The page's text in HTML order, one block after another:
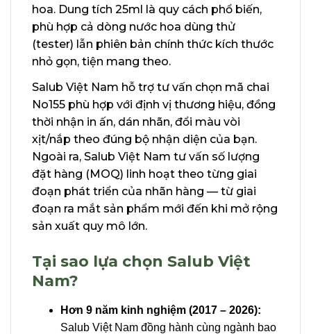
hoa. Dung tích 25ml là quy cách phổ biến,
phù hợp cả dòng nước hoa dùng thử
(tester) lẫn phiên bản chính thức kích thước
nhỏ gọn, tiện mang theo.
Salub Việt Nam hỗ trợ tư vấn chọn mã chai
No155 phù hợp với định vị thương hiệu, đồng
thời nhận in ấn, dán nhãn, đổi màu vòi
xịt/nắp theo đúng bộ nhận diện của bạn.
Ngoài ra, Salub Việt Nam tư vấn số lượng
đặt hàng (MOQ) linh hoạt theo từng giai
đoạn phát triển của nhãn hàng — từ giai
đoạn ra mắt sản phẩm mới đến khi mở rộng
sản xuất quy mô lớn.
Tại sao lựa chọn Salub Việt
Nam?
Hơn 9 năm kinh nghiệm (2017 – 2026):
Salub Việt Nam đồng hành cùng ngành bao